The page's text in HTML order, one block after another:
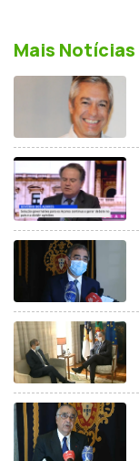
Mais Notícias